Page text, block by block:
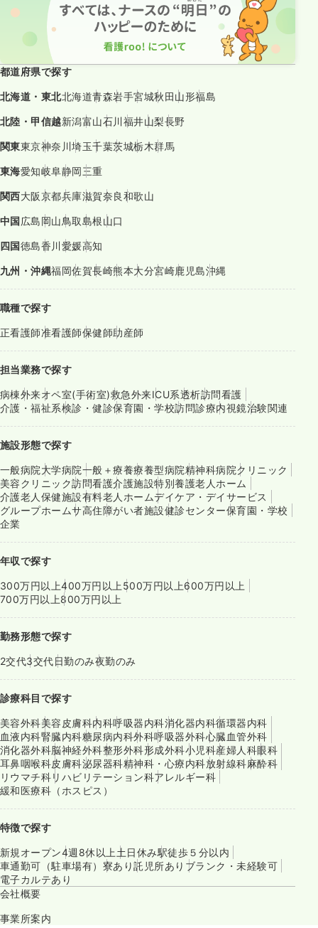
都道府県で探す
北海道・東北北海道青森岩手宮城秋田山形福島
北陸・甲信越新潟富山石川福井山梨長野
関東東京神奈川埼玉千葉茨城栃木群馬
東海愛知岐阜静岡三重
関西大阪京都兵庫滋賀奈良和歌山
中国広島岡山鳥取島根山口
四国徳島香川愛媛高知
九州・沖縄福岡佐賀長崎熊本大分宮崎鹿児島沖縄
職種で探す
正看護師准看護師保健師助産師
担当業務で探す
病棟外来オペ室(手術室)救急外来ICU系透析訪問看護
介護・福祉系検診・健診保育園・学校訪問診療内視鏡治験関連
施設形態で探す
一般病院大学病院一般＋療養療養型病院精神科病院クリニック
美容クリニック訪問看護介護施設特別養護老人ホーム
介護老人保健施設有料老人ホームデイケア・デイサービス
グループホームサ高住障がい者施設健診センター保育園・学校
企業
年収で探す
300万円以上400万円以上 500万円以上600万円以上
700万円以上800万円以上
勤務形態で探す
2交代3交代日勤のみ夜勤のみ
診療科目で探す
美容外科美容皮膚科内科呼吸器内科消化器内科循環器内科
血液内科腎臓内科糖尿病内科外科呼吸器外科心臓血管外科
消化器外科脳神経外科整形外科形成外科小児科産婦人科眼科
耳鼻咽喉科皮膚科泌尿器科精神科・心療内科放射線科麻酔科
リウマチ科リハビリテーション科アレルギー科
緩和医療科（ホスピス）
特徴で探す
新規オープン4週8休以上 土日休み駅徒歩５分以内
車通勤可（駐車場有） 寮あり託児所あり ブランク・未経験可
電子カルテあり
会社概要
事業所案内